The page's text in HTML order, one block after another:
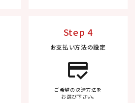
Step 4
お支払い方法の設定
credit_score
ご希望の決済方法を
お選び下さい。